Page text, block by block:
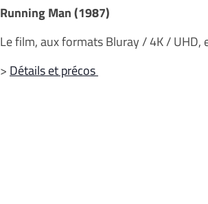
Running Man (1987)
Le film, aux formats Bluray / 4K / UHD,
> Détails et précos